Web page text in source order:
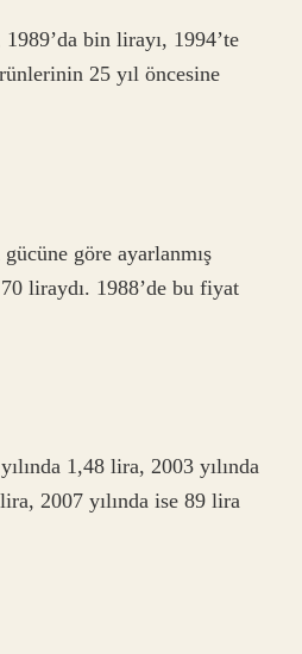
bin lirayı, 1994’te
25 yıl öncesine
göre ayarlanmış
liraydı. 1988’de bu fiyat
1,48 lira, 2003 yılında
2007 yılında ise 89 lira